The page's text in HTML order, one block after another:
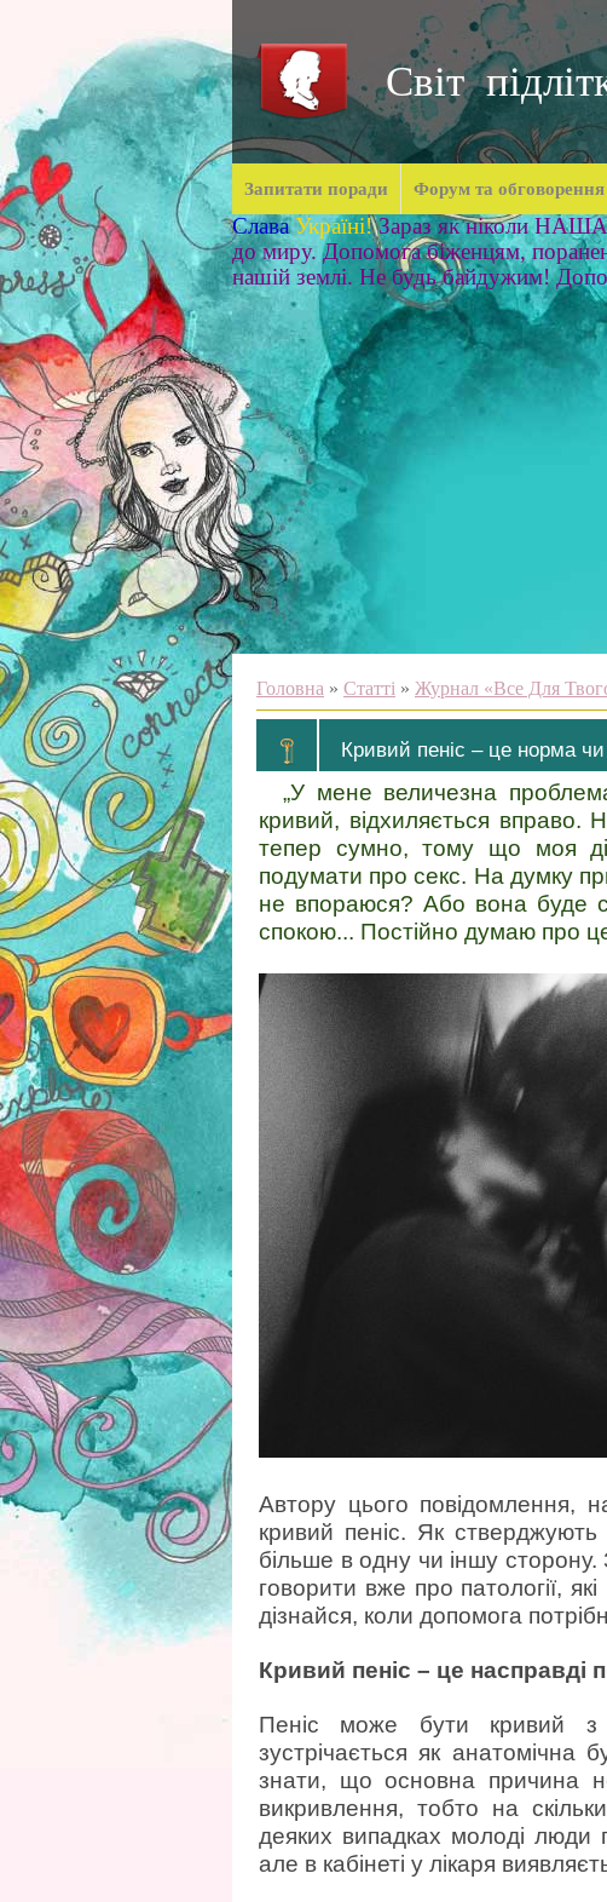
Світ
Запитати поради Форум та обговорення
Слава Україні! Зараз як ніколи НАША
до миру. Допомога біженцям,
нашій землі. Не будь байдужим!
Головна » Статті » Журнал «Все Для
Кривий пеніс – це норма
„У мене величезна
кривий, відхиляється вправо.
тепер сумно, тому що моя
подумати про секс. На думку
не впораюся? Або вона буде
спокою... Постійно думаю про
Автору цього повідомлення,
кривий пеніс. Як
більше в одну чи іншу
говорити вже про патології,
дізнайся, коли допомога
Кривий пеніс – це насправді
Пеніс може бути кривий з
зустрічається як анатомічна
знати, що основна причина
викривлення, тобто на
деяких випадках молоді
але в кабінеті у лікаря